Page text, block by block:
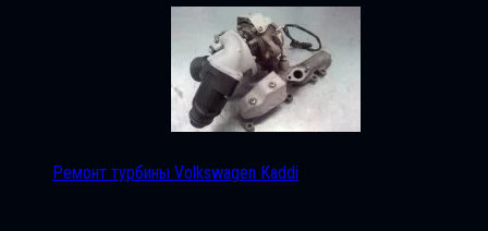
Ремонт турбины Volkswagen Kaddi